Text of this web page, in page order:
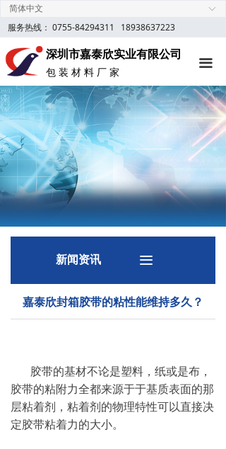
끀
首页
定制胶纸
产品中心
新闻资讯
关于我们
网上商城
深圳市嘉泰欣实业有限公司
包 装 材 料 厂 家
服务热线： 0755-84294311 18938637223
ꀅ
简体中文
嘉泰欣封箱胶带的粘性能维持多久？
新闻资讯 끀
胶带的基材不论是塑料，纸或是布，
胶带的粘附力全都来源于于基质表面的那
层粘着剂，粘着剂的物理特性可以直接决
定胶带粘着力的大小。